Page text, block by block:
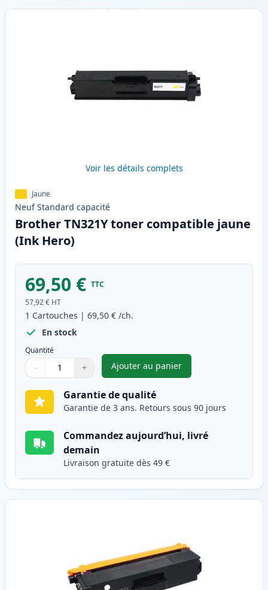
Voir les détails complets
Jaune
Neuf Standard capacité
Brother TN321Y toner compatible jaune
(Ink Hero)
69,50 € TTC
57,92 € HT
1 Cartouches | 69,50 € /ch.
En stock
Quantité
Quantité
Utilisez les boutons pour ajuster
− +
Quantité
Ajouter au panier
,Brother TN321Y toner
Garantie de qualité
Garantie de 3 ans. Retours sous 90 jours
Commandez aujourd’hui, livré
demain
Livraison gratuite dès 49 €